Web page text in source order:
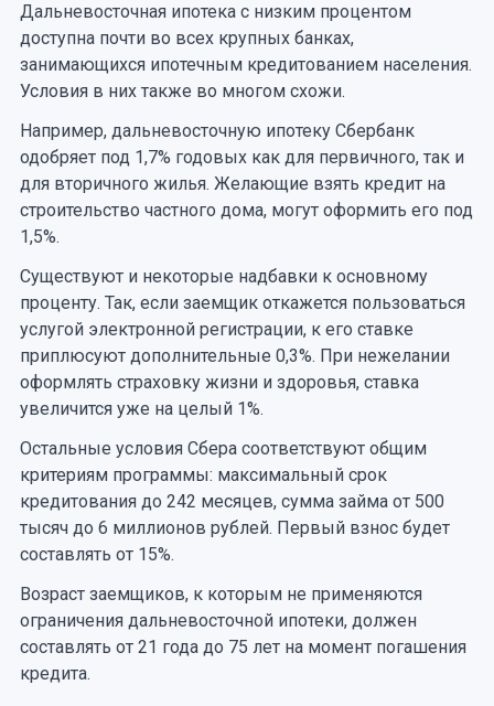
Дальневосточная ипотека с низким процентом
доступна почти во всех крупных банках,
занимающихся ипотечным кредитованием населения.
Условия в них также во многом схожи.
Например, дальневосточную ипотеку Сбербанк
одобряет под 1,7% годовых как для первичного, так и
для вторичного жилья. Желающие взять кредит на
строительство частного дома, могут оформить его под
1,5%.
Существуют и некоторые надбавки к основному
проценту. Так, если заемщик откажется пользоваться
услугой электронной регистрации, к его ставке
приплюсуют дополнительные 0,3%. При нежелании
оформлять страховку жизни и здоровья, ставка
увеличится уже на целый 1%.
Остальные условия Сбера соответствуют общим
критериям программы: максимальный срок
кредитования до 242 месяцев, сумма займа от 500
тысяч до 6 миллионов рублей. Первый взнос будет
составлять от 15%.
Возраст заемщиков, к которым не применяются
ограничения дальневосточной ипотеки, должен
составлять от 21 года до 75 лет на момент погашения
кредита.